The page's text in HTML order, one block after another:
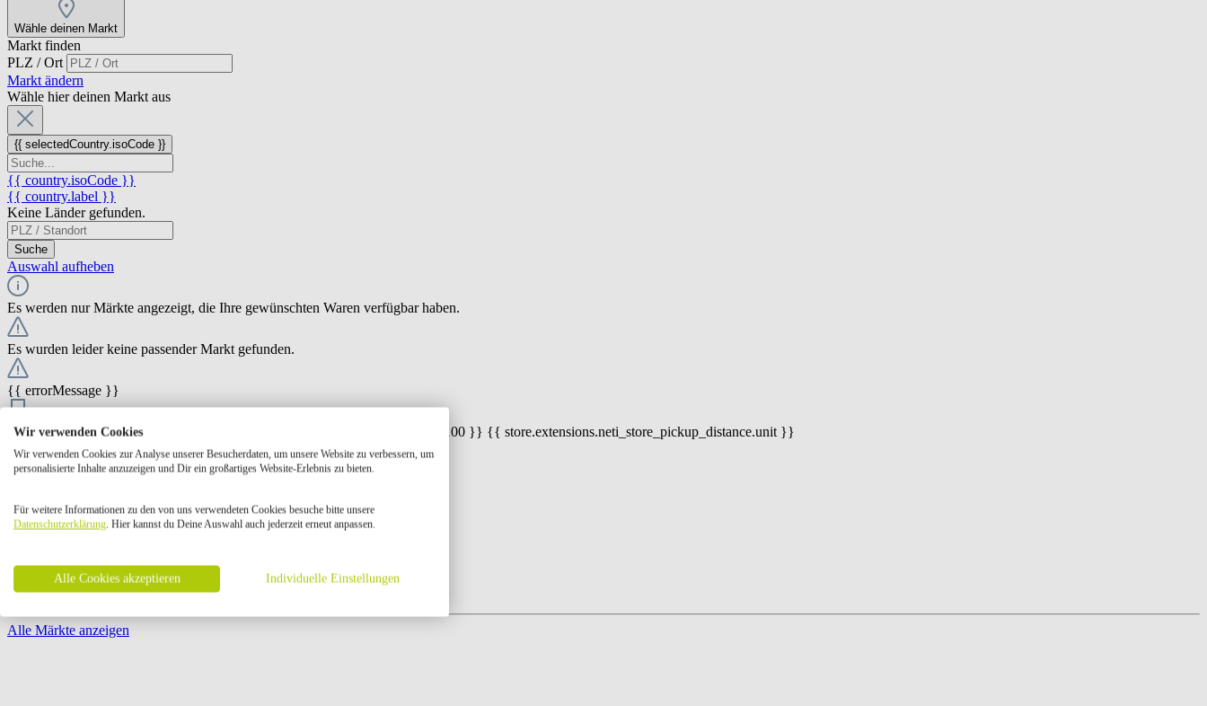
Wähle deinen Markt
Markt finden
PLZ / Ort
Markt ändern
Wähle hier deinen Markt aus
{{ selectedCountry.isoCode }}
{{ country.isoCode }}
{{ country.label }}
Keine Länder gefunden.
Suche
Auswahl aufheben
Es werden nur Märkte angezeigt, die Ihre gewünschten Waren verfügbar haben.
Es wurden leider keine passender Markt gefunden.
{{ errorMessage }}
{{ Math.round(store.extensions.neti_store_pickup_distance.distance * 100) / 100 }} {{ store.extensions.neti_store_pickup_distance.unit }}
{{ store.label }}
{{ store.street }} {{ store.streetNumber }}
{{ store.zipCode }} {{ store.city }}
Öffnungszeiten:
Seite {{ pagination.page }} von {{ pagination.pageCount }}
Alle Märkte anzeigen
Wir verwenden Cookies
Wir verwenden Cookies zur Analyse unserer Besucherdaten, um unsere Website zu verbessern, um
personalisierte Inhalte anzuzeigen und Dir ein großartiges Website-Erlebnis zu bieten.
Für weitere Informationen zu den von uns verwendeten Cookies besuche bitte unsere
Datenschutzerklärung. Hier kannst du Deine Auswahl auch jederzeit erneut anpassen.
Alle Cookies akzeptieren Individuelle Einstellungen